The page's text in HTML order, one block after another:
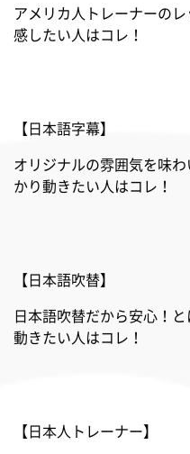
アメリカ人トレーナーの
感したい人はコレ！
【日本語字幕】
オリジナルの雰囲気を味
かり動きたい人はコレ！
【日本語吹替】
日本語吹替だから安心！
動きたい人はコレ！
【日本人トレーナー】